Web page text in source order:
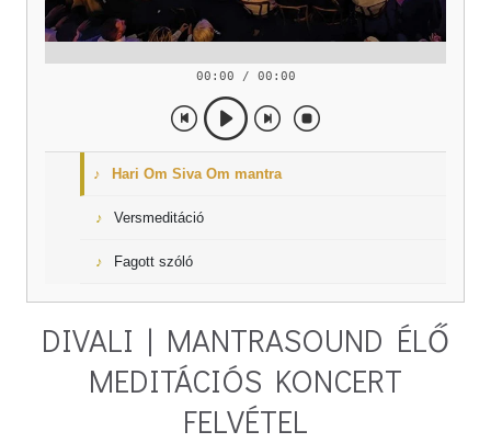
00:00 / 00:00
Hari Om Siva Om mantra
Versmeditáció
Fagott szóló
DIVALI | MANTRASOUND ÉLŐ
MEDITÁCIÓS KONCERT
FELVÉTEL